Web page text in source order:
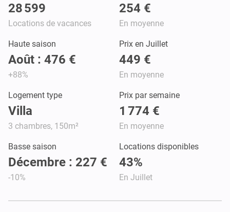
28 599
Locations de vacances
254 €
En moyenne
Haute saison
Août : 476 €
+88%
Prix en Juillet
449 €
En moyenne
Logement type
Villa
3 chambres, 150m²
Prix par semaine
1 774 €
En moyenne
Basse saison
Décembre : 227 €
-10%
Locations disponibles
43%
En Juillet